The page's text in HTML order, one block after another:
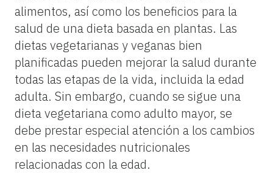
alimentos, así como los beneficios para la
salud de una dieta basada en plantas. Las
dietas vegetarianas y veganas bien
planificadas pueden mejorar la salud durante
todas las etapas de la vida, incluida la edad
adulta. Sin embargo, cuando se sigue una
dieta vegetariana como adulto mayor, se
debe prestar especial atención a los cambios
en las necesidades nutricionales
relacionadas con la edad.